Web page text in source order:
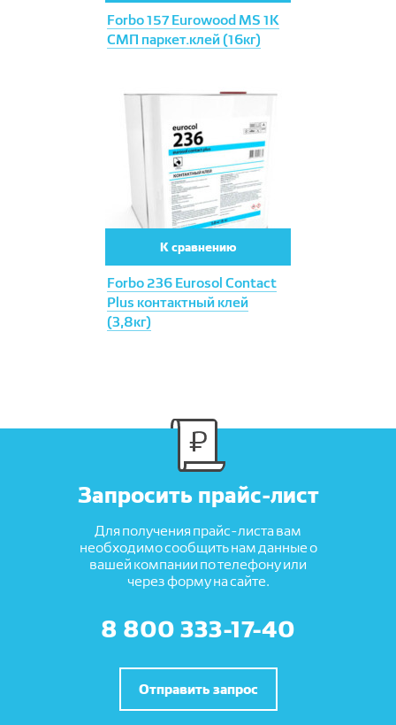
Forbo 157 Eurowood MS 1К
СМП паркет.клей (16кг)
Forbo 236 Eurosol Contact
Plus контактный клей
(3,8кг)
К сравнению
Запросить прайс-лист
Для получения прайс-листа вам
необходимо сообщить нам данные о
вашей компании по телефону или
через форму на сайте.
8 800 333-17-40
Отправить запрос